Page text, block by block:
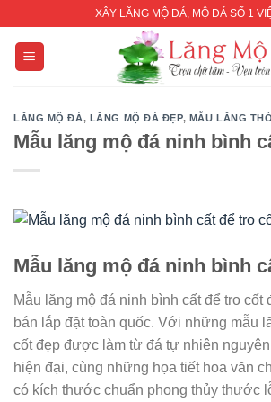
content
XÂY LĂNG MỘ ĐÁ, MỘ ĐÁ SỐ 1
LĂNG MỘ ĐÁ, LĂNG MỘ ĐÁ ĐẸP, MẪU LĂNG
Mẫu lăng mộ đá ninh bình
Mẫu lăng mộ đá ninh bình
Mẫu lăng mộ đá ninh bình cất để tro cốt
bán lắp đặt toàn quốc. Với những mẫu
cốt đẹp được làm từ đá tự nhiên
hiện đại, cùng những họa tiết hoa văn
có kích thước chuẩn phong thủy thước